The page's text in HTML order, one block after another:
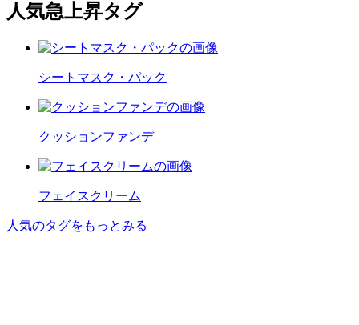
人気急上昇タグ
シートマスク・パック
クッションファンデ
フェイスクリーム
人気のタグをもっとみる